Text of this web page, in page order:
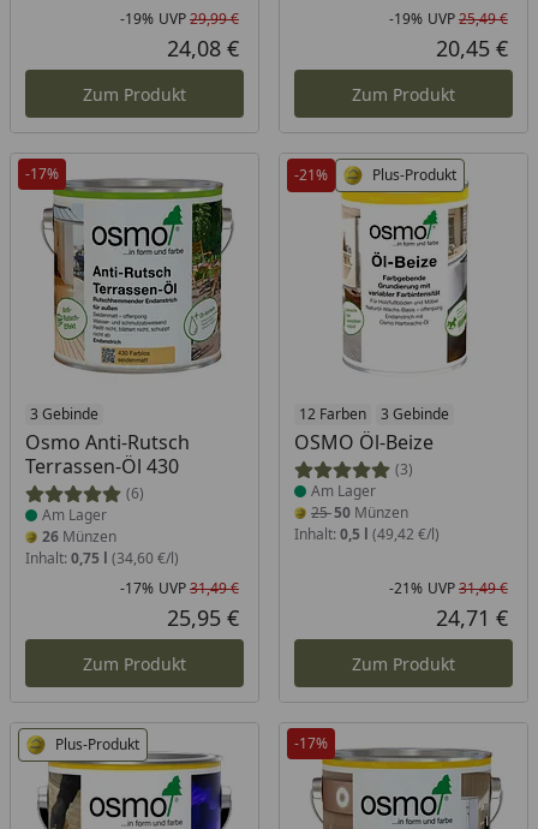
Rabatt in Prozent
-19%
Ursprünglicher Preis
UVP29,99 €
Aktueller Preis
24,08 €
Zum Produkt
-19% UVP25,49 €
20,45 €
Zum Produkt
-17%
3 Gebinde
Osmo Anti-Rutsch
Terrassen-Öl 430
(6)
Produkt am Lager
Am Lager
26 Münzen
Inhalt: 0,75 l (34,60 €/l)
Rabatt in Prozent
-17%
Ursprünglicher Preis
UVP31,49 €
Aktueller Preis
25,95 €
Zum Produkt
-21% Plus-Produkt
12 Farben 3 Gebinde
OSMO Öl-Beize
(3)
Produkt am Lager
Am Lager
2550Münzen
Inhalt: 0,5 l (49,42 €/l)
-21% UVP31,49 €
24,71 €
Zum Produkt
Plus-Produkt -17%